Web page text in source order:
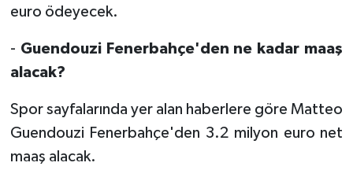
euro ödeyecek.
- Guendouzi Fenerbahçe'den ne kadar maaş
alacak?
Spor sayfalarında yer alan haberlere göre Matteo
Guendouzi Fenerbahçe'den 3.2 milyon euro net
maaş alacak.